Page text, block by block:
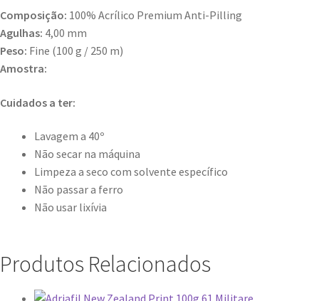
Composição: 100% Acrílico Premium Anti-Pilling
Agulhas: 4,00 mm
Peso: Fine (100 g / 250 m)
Amostra:
Cuidados a ter:
Lavagem a 40º
Não secar na máquina
Limpeza a seco com solvente específico
Não passar a ferro
Não usar lixívia
Produtos Relacionados